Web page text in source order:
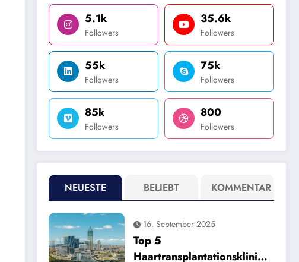
5.1k
Followers
35.6k
Followers
55k
Followers
75k
Followers
85k
Followers
800
Followers
NEUESTE BELIEBT KOMMENTAR
16. September 2025
Top 5
Haartransplantationsklinike